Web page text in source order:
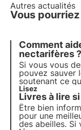
Autres actualités
Vous
Comment
nectarifères ?
Si vous vous
pouvez sauver
soutenant ce
bon endroit !
comment vous
plantes à
Lisez
Livres à lire
Être bien
pour une
des abeilles. Si